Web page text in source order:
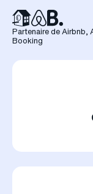
Partenaire de Airbnb,
Booking